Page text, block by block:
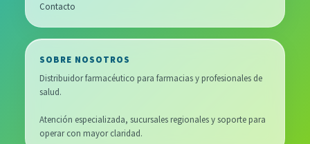
Contacto
SOBRE NOSOTROS
Distribuidor farmacéutico para farmacias y profesionales de
salud.
Atención especializada, sucursales regionales y soporte para
operar con mayor claridad.